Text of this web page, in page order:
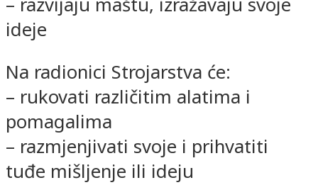
ideje
Na radionici Strojarstva će:
– rukovati različitim alatima i
pomagalima
– razmjenjivati svoje i prihvatiti
tuđe mišljenje ili ideju